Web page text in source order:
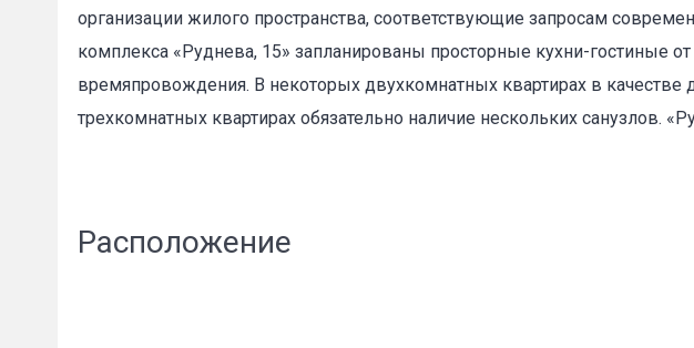
организации жилого пространства, соответствующие запросам
комплекса «Руднева, 15» запланированы просторные кухни-гостиные
времяпровождения. В некоторых двухкомнатных квартирах в качестве
трехкомнатных квартирах обязательно наличие нескольких санузлов.
Расположение